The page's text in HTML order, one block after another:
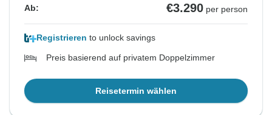
Ab: €3.290 per person
Registrieren to unlock savings
Preis basierend auf privatem Doppelzimmer
Reisetermin wählen